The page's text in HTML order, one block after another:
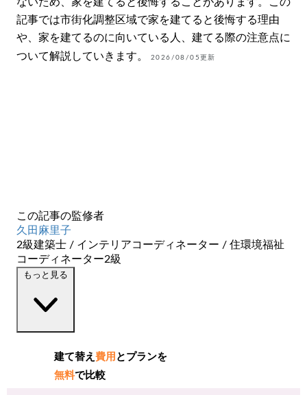
土地購入
土地購入 (21)
閉じる
記事では市街化調整区域で家を建てると後悔する理由
や、家を建てるのに向いている人、建てる際の注意点に
ついて解説していきます。
2026/08/05更新
この記事の監修者
久田麻里子
2級建築士 / インテリアコーディネーター / 住環境福祉
コーディネーター2級
もっと見る
建て替え 費用 とプランを
無料で比較